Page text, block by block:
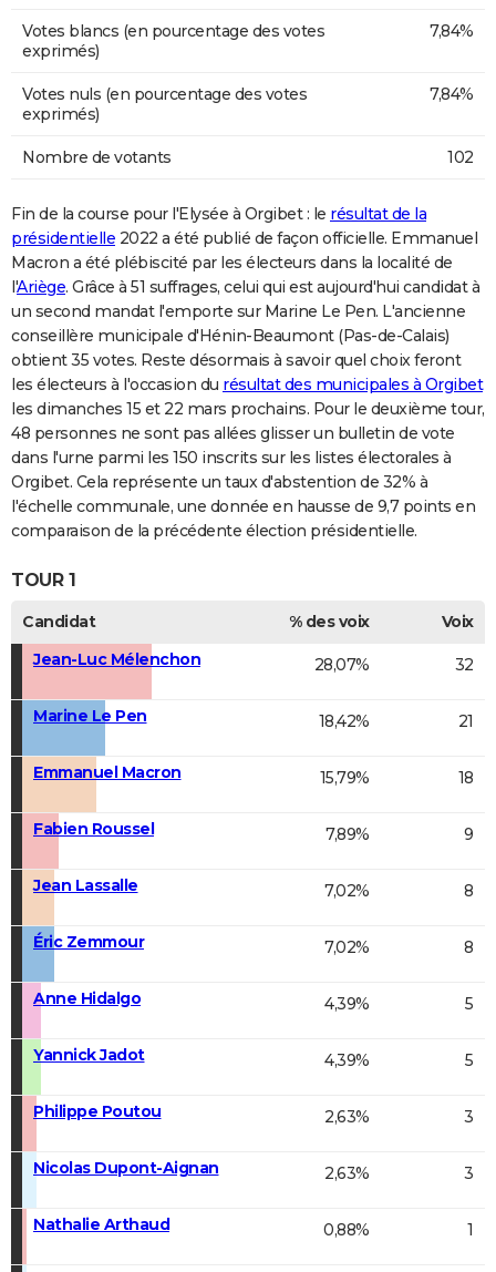
Votes blancs (en pourcentage des votes
exprimés)
7,84%
Votes nuls (en pourcentage des votes
exprimés)
7,84%
Nombre de votants 102
Fin de la course pour l'Elysée à Orgibet : le résultat de la
présidentielle 2022 a été publié de façon officielle. Emmanuel
Macron a été plébiscité par les électeurs dans la localité de
l'Ariège. Grâce à 51 suffrages, celui qui est aujourd'hui candidat à
un second mandat l'emporte sur Marine Le Pen. L'ancienne
conseillère municipale d'Hénin-Beaumont (Pas-de-Calais)
obtient 35 votes. Reste désormais à savoir quel choix feront
les électeurs à l'occasion du résultat des municipales à Orgibet
les dimanches 15 et 22 mars prochains. Pour le deuxième tour,
48 personnes ne sont pas allées glisser un bulletin de vote
dans l'urne parmi les 150 inscrits sur les listes électorales à
Orgibet. Cela représente un taux d'abstention de 32% à
l'échelle communale, une donnée en hausse de 9,7 points en
comparaison de la précédente élection présidentielle.
TOUR 1
Candidat % des voix
Voix
Jean-Luc Mélenchon
28,07% 32
Marine Le Pen 18,42% 21
Emmanuel Macron 15,79% 18
Fabien Roussel 7,89% 9
Jean Lassalle 7,02% 8
Éric Zemmour 7,02% 8
Anne Hidalgo 4,39% 5
Yannick Jadot 4,39% 5
Philippe Poutou 2,63% 3
Nicolas Dupont-Aignan 2,63% 3
Nathalie Arthaud 0,88% 1